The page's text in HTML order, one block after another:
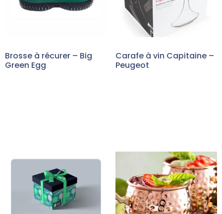
Brosse à récurer – Big
Green Egg
Carafe à vin Capitaine –
Peugeot